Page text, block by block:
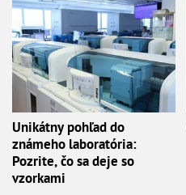
Unikátny pohľad do
známeho laboratória:
Pozrite, čo sa deje so
vzorkami